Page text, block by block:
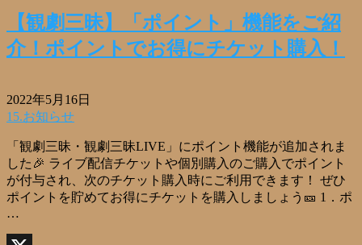
【観劇三昧】「ポイント」機能をご紹
介！ポイントでお得にチケット購入！
2022年5月16日
15.お知らせ
「観劇三昧・観劇三昧LIVE」にポイント機能が追加されま
した🎉 ライブ配信チケットや個別購入のご購入でポイント
が付与され、次のチケット購入時にご利用できます！ ぜひ
ポイントを貯めてお得にチケットを購入しましょう🎫 1．ポ
…